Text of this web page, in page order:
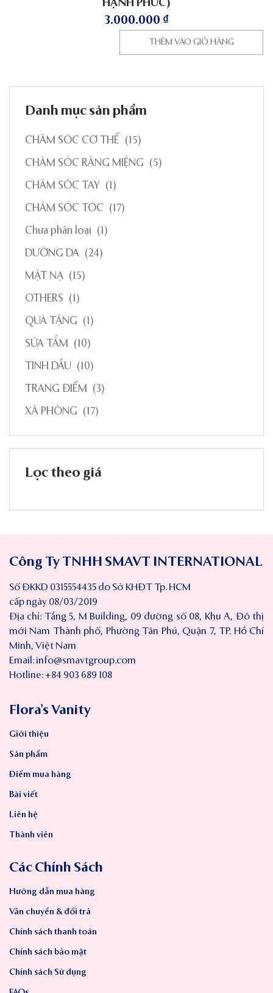
HẠNH PHÚC)
3.000.000 ₫
THÊM VÀO GIỎ HÀNG
Danh mục sản phẩm
CHĂM SÓC CƠ THỂ (15)
CHĂM SÓC RĂNG MIỆNG (5)
CHĂM SÓC TAY (1)
CHĂM SÓC TÓC (17)
Chưa phân loại (1)
DƯỠNG DA (24)
MẶT NẠ (15)
OTHERS (1)
QUÀ TẶNG (1)
SỮA TẮM (10)
TINH DẦU (10)
TRANG ĐIỂM (3)
XÀ PHÒNG (17)
Lọc theo giá
Công Ty TNHH SMAVT INTERNATIONAL
Số ĐKKD 0315554435 do Sở KHĐT Tp. HCM
cấp ngày 08/03/2019
Địa chỉ: Tầng 5, M Building, 09 đường số 08, Khu A, Đô thị
mới Nam Thành phố, Phường Tân Phú, Quận 7, TP. Hồ Chí
Minh, Việt Nam
Email: info@smavtgroup.com
Hotline: +84 903 689 108
Flora’s Vanity
Giới thiệu
Sản phẩm
Điểm mua hàng
Bài viết
Liên hệ
Thành viên
Các Chính Sách
Hướng dẫn mua hàng
Vân chuyển & đổi trả
Chính sách thanh toán
Chính sách bảo mật
Chính sách Sử dụng